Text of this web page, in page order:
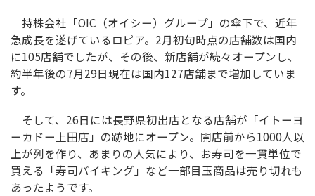
持株会社「OIC（オイシー）グループ」の傘下で、近年
急成長を遂げているロピア。2月初旬時点の店舗数は国内
に105店舗でしたが、その後、新店舗が続々オープンし、
約半年後の7月29日現在は国内127店舗まで増加していま
す。
そして、26日には長野県初出店となる店舗が「イトーヨ
ーカドー上田店」の跡地にオープン。開店前から1000人以
上が列を作り、あまりの人気により、お寿司を一貫単位で
買える「寿司バイキング」など一部目玉商品は売り切れも
あったようです。